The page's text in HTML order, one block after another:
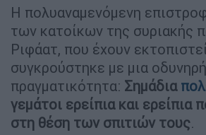
Η πολυαναμενόμενη
των κατοίκων της συριακής
Ριφάατ, που έχουν
συγκρούστηκε με μια οδυνηρή
πραγματικότητα: Σημάδια
γεμάτοι ερείπια και ερείπια
στη θέση των σπιτιών τους.